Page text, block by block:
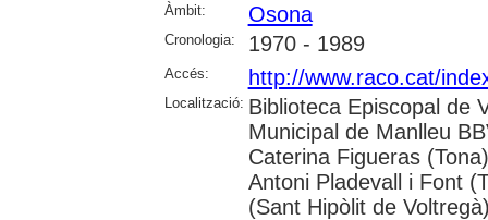
Àmbit:
Osona
Cronologia: 1970 - 1989
Accés: http://www.raco.cat/
Localització: Biblioteca Episcopal de
Municipal de Manlleu
Caterina Figueras
Antoni Pladevall i Font
(Sant Hipòlit de